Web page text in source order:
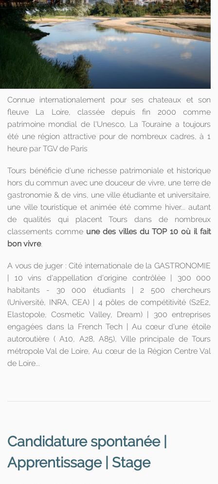
Connue internationalement pour ses chateaux et son
fleuve La Loire, classée depuis fin 2000 comme
patrimoine mondial de l'Unesco, La Touraine a toujours
été une région attractive pour de nombreux cadres, à 1
heure par TGV de Paris
Tours bénéficie d'une richesse patrimoniale et historique
hors du commun avec une douceur de vivre, une terre de
gastronomie & de vins, une ville étudiante et universitaire,
une ville touristique et animée été comme hiver... autant
de qualités qui placent Tours dans de nombreux
classements comme une des villes du TOP 10 où il fait
bon vivre.
A vous de juger : Cité internationale de la GASTRONOMIE
| 10 vins d'appellation d'origine contrôlée | 300 000
habitants - 30 000 étudiants | 2 500 chercheurs
(Université, INRA, CEA) | 4 pôles de compétitivité (S2E2,
Elastopole, Cosmetic Valley, Dream) | 300 entreprises
engagées dans la French Tech | Au cœur d'une étoile
autoroutière ( A10, A28, A85), Ville principale de Tours
métropole Val de Loire, Au cœur de la Région Centre Val
de Loire...
Candidature spontanée |
Apprentissage | Stage